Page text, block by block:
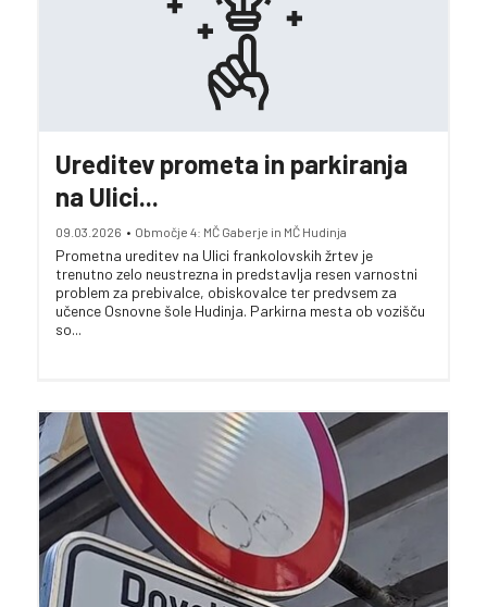
Ureditev prometa in parkiranja
na Ulici...
09.03.2026 • Območje 4: MČ Gaberje in MČ Hudinja
Prometna ureditev na Ulici frankolovskih žrtev je
trenutno zelo neustrezna in predstavlja resen varnostni
problem za prebivalce, obiskovalce ter predvsem za
učence Osnovne šole Hudinja. Parkirna mesta ob vozišču
so...